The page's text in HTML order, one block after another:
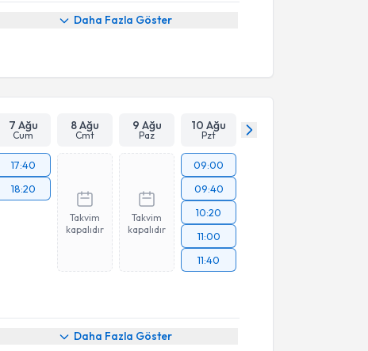
Daha Fazla Göster
7 Ağu
Cum
8 Ağu
Cmt
9 Ağu
Paz
10 Ağu
Pzt
17:40
18:20
Takvim
kapalıdır
Takvim
kapalıdır
09:00
09:40
10:20
11:00
11:40
Daha Fazla Göster